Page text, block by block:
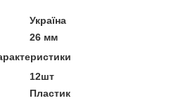
Україна
26 мм
12шт
Пластик